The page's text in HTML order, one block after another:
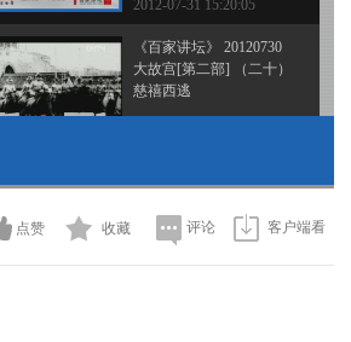
2012-07-31 15:20:05
《百家讲坛》 20120730
大故宫[第二部] （二十）
慈禧西逃
翊坤储秀
2012-07-29 14:57:45
点赞 收藏 评论 客户端看